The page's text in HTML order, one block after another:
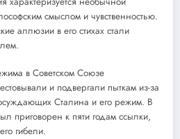
смыслом и чувственностью.
аллюзии в его стихах стали
в Советском Союзе
и подвергали пыткам из-за
осуждающих Сталина и его режим. В
приговорен к пяти годам ссылки,
гибели.